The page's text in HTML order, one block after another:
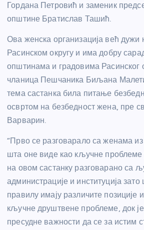
Гордана Петровић и заменик
општине Братислав Ташић.
Ова женска организација већ дужи
Расинском округу и има добру
општинама и градовима Расинског
чланица Пешчаника Биљана
тема састанка била питање
освртом на безбедност жена, пре
Варварин.
“Прво се разговарало са женама
шта оне виде као кључне проблеме
на овом састанку разговарано са
администрације и институција
правилу имају различите позиције
кључне друштвене проблеме, док
пресудне важности да се за истим